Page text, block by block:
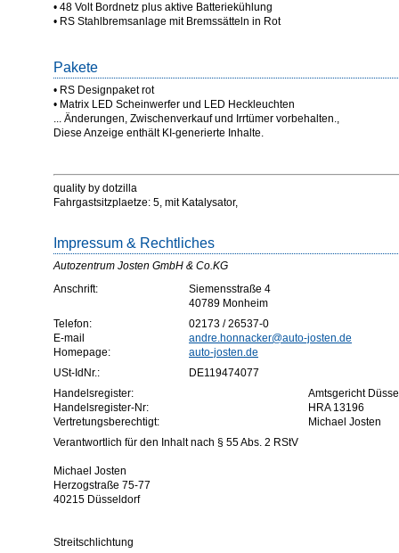
• 48 Volt Bordnetz plus aktive Batteriekühlung
• RS Stahlbremsanlage mit Bremssätteln in Rot
Pakete
• RS Designpaket rot
• Matrix LED Scheinwerfer und LED Heckleuchten
... Änderungen, Zwischenverkauf und Irrtümer vorbehalten.,
Diese Anzeige enthält KI-generierte Inhalte.
quality by dotzilla
Fahrgastsitzplaetze: 5, mit Katalysator,
Impressum & Rechtliches
Autozentrum Josten GmbH & Co.KG
Anschrift:
Siemensstraße 4
40789 Monheim
Telefon:
02173 / 26537-0
E-mail
andre.honnacker@auto-josten.de
Homepage:
auto-josten.de
USt-IdNr.:
DE119474077
Handelsregister:
Amtsgericht
Handelsregister-Nr:
HRA 13196
Vertretungsberechtigt:
Michael Josten
Verantwortlich für den Inhalt nach § 55 Abs. 2 RStV
Michael Josten
Herzogstraße 75-77
40215 Düsseldorf
Streitschlichtung